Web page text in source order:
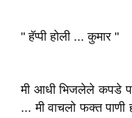
" हॅप्पी होली ... कुमार "
मी आधी भिजलेले कपडे
... मी वाचलो फक्त पाणी